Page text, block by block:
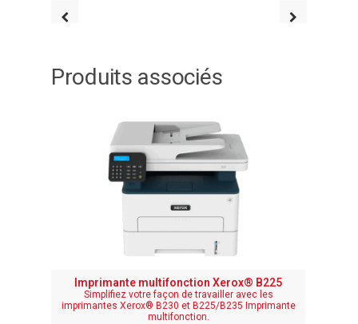
Produits associés
Imprimante multifonction Xerox® B225
Simplifiez votre façon de travailler avec les
imprimantes Xerox® B230 et B225/B235 Imprimante
multifonction.